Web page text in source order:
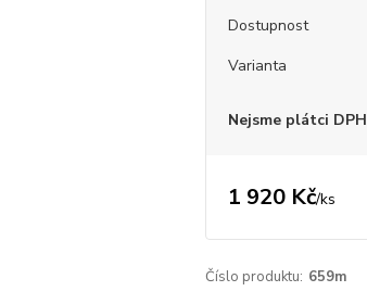
Dostupnost
Varianta
Nejsme plátci DPH
1 920 Kč/ks
Číslo produktu: 659m